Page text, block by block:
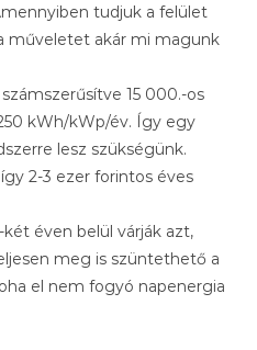
tudjuk a felület
műveletet akár mi magunk
15 000.-os
kWh/kWp/év. Így egy
lesz szükségünk.
2-3 ezer forintos éves
éven belül várják azt,
meg is szüntethető a
el nem fogyó napenergia